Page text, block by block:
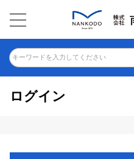
キーワードを入力してください
ログイン